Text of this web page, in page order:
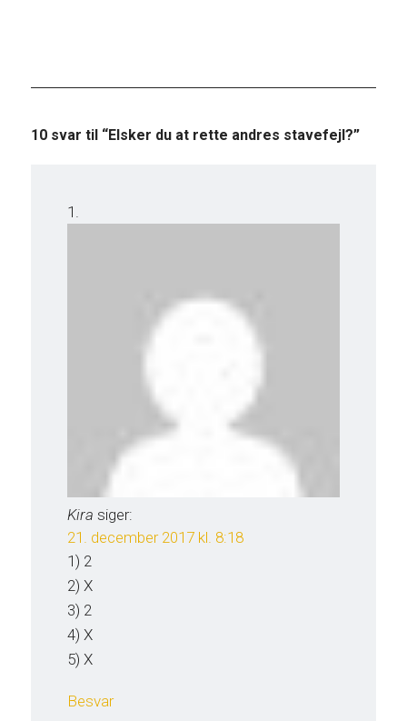
10 svar til “Elsker du at rette andres stavefejl?”
Kira siger:
21. december 2017 kl. 8:18
1) 2
2) X
3) 2
4) X
5) X
Besvar